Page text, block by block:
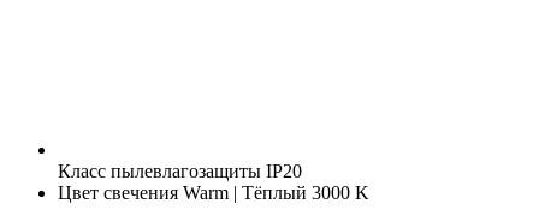
Класс пылевлагозащиты IP20
Цвет свечения Warm | Тёплый 3000 K